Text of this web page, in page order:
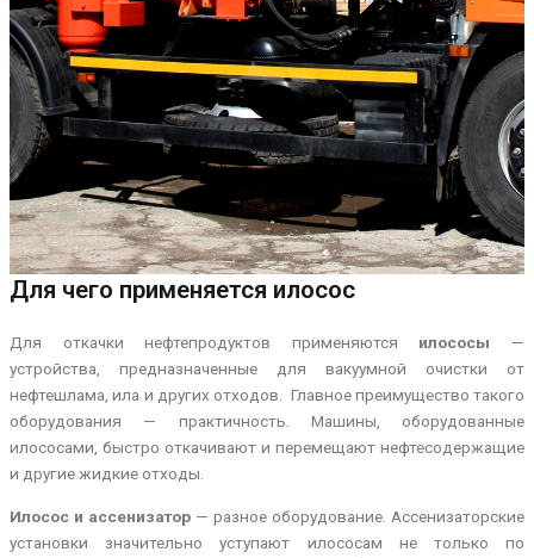
Для чего применяется илосос
Для откачки нефтепродуктов применяются илососы —
устройства, предназначенные для вакуумной очистки от
нефтешлама, ила и других отходов. Главное преимущество такого
оборудования — практичность. Машины, оборудованные
илососами, быстро откачивают и перемещают нефтесодержащие
и другие жидкие отходы.
Илосос и ассенизатор — разное оборудование. Ассенизаторские
установки значительно уступают илососам не только по